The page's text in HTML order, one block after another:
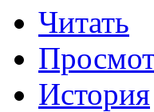
Читать
История